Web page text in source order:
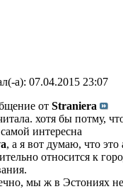
а): 07.04.2015 23:07
от Straniera
хотя бы потму,
интересна
, а я вот думаю, что это
относится к
мы ж в Эстониях не